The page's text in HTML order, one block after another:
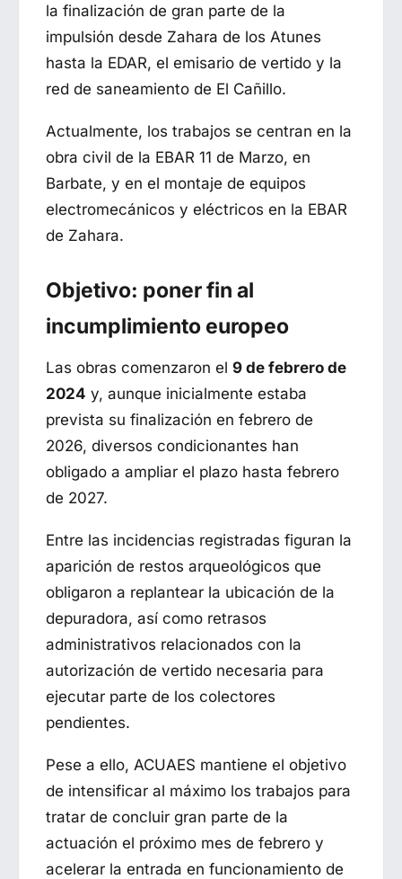
la finalización de gran parte de la
impulsión desde Zahara de los Atunes
hasta la EDAR, el emisario de vertido y la
red de saneamiento de El Cañillo.
Actualmente, los trabajos se centran en la
obra civil de la EBAR 11 de Marzo, en
Barbate, y en el montaje de equipos
electromecánicos y eléctricos en la EBAR
de Zahara.
Objetivo: poner fin al
incumplimiento europeo
Las obras comenzaron el 9 de febrero de
2024 y, aunque inicialmente estaba
prevista su finalización en febrero de
2026, diversos condicionantes han
obligado a ampliar el plazo hasta febrero
de 2027.
Entre las incidencias registradas figuran la
aparición de restos arqueológicos que
obligaron a replantear la ubicación de la
depuradora, así como retrasos
administrativos relacionados con la
autorización de vertido necesaria para
ejecutar parte de los colectores
pendientes.
Pese a ello, ACUAES mantiene el objetivo
de intensificar al máximo los trabajos para
tratar de concluir gran parte de la
actuación el próximo mes de febrero y
acelerar la entrada en funcionamiento de